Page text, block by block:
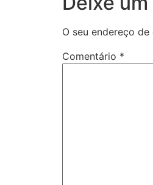
O seu endereço
Comentário *